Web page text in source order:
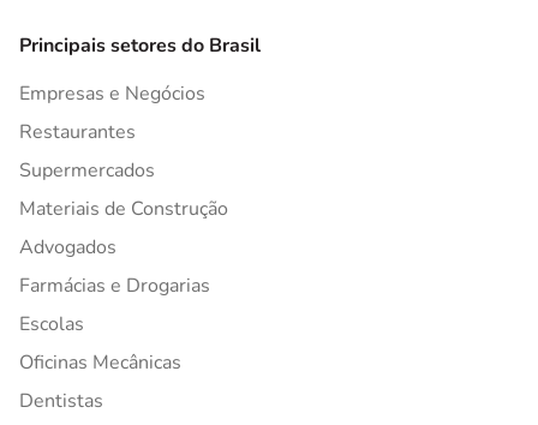
Principais setores do Brasil
Empresas e Negócios
Restaurantes
Supermercados
Materiais de Construção
Advogados
Farmácias e Drogarias
Escolas
Oficinas Mecânicas
Dentistas